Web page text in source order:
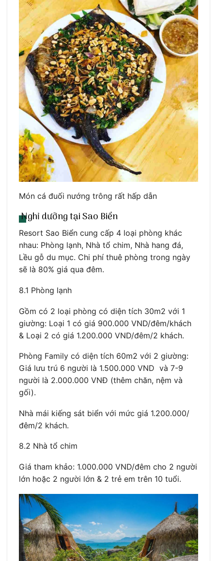
Món cá đuối nướng trông rất hấp dẫn
Nghỉ dưỡng tại Sao Biển
Resort Sao Biển cung cấp 4 loại phòng khác
nhau: Phòng lạnh, Nhà tổ chim, Nhà hang đá,
Lều gỗ du mục. Chi phí thuê phòng trong ngày
sẽ là 80% giá qua đêm.
8.1 Phòng lạnh
Gồm có 2 loại phòng có diện tích 30m2 với 1
giường: Loại 1 có giá 900.000 VND/đêm/khách
& Loại 2 có giá 1.200.000 VND/đêm/2 khách.
Phòng Family có diện tích 60m2 với 2 giường:
Giá lưu trú 6 người là 1.500.000 VND và 7-9
người là 2.000.000 VNĐ (thêm chăn, nệm và
gối).
Nhà mái kiếng sát biển với mức giá 1.200.000/
đêm/2 khách.
8.2 Nhà tổ chim
Giá tham khảo: 1.000.000 VND/đêm cho 2 người
lớn hoặc 2 người lớn & 2 trẻ em trên 10 tuổi.